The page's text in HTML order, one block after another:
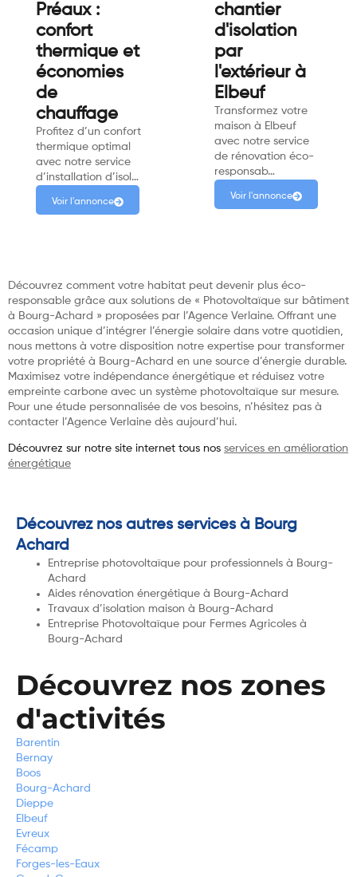
Préaux :
confort
thermique et
économies
de
chauffage
Profitez d’un confort
thermique optimal
avec notre service
d’installation d’isol…
Voir l'annonce
chantier
d'isolation
par
l'extérieur à
Elbeuf
Transformez votre
maison à Elbeuf
avec notre service
de rénovation éco-
responsab…
Voir l'annonce
Découvrez comment votre habitat peut devenir plus éco-
responsable grâce aux solutions de « Photovoltaïque sur bâtiment
à Bourg-Achard » proposées par l’Agence Verlaine. Offrant une
occasion unique d’intégrer l’énergie solaire dans votre quotidien,
nous mettons à votre disposition notre expertise pour transformer
votre propriété à Bourg-Achard en une source d’énergie durable.
Maximisez votre indépendance énergétique et réduisez votre
empreinte carbone avec un système photovoltaïque sur mesure.
Pour une étude personnalisée de vos besoins, n’hésitez pas à
contacter l’Agence Verlaine dès aujourd’hui.
Découvrez sur notre site internet tous nos services en amélioration
énergétique
Découvrez nos autres services à Bourg
Achard
Entreprise photovoltaïque pour professionnels à Bourg-
Achard
Aides rénovation énergétique à Bourg-Achard
Travaux d’isolation maison à Bourg-Achard
Entreprise Photovoltaïque pour Fermes Agricoles à
Bourg-Achard
Découvrez nos zones
d'activités
Barentin
Bernay
Boos
Bourg-Achard
Dieppe
Elbeuf
Evreux
Fécamp
Forges-les-Eaux